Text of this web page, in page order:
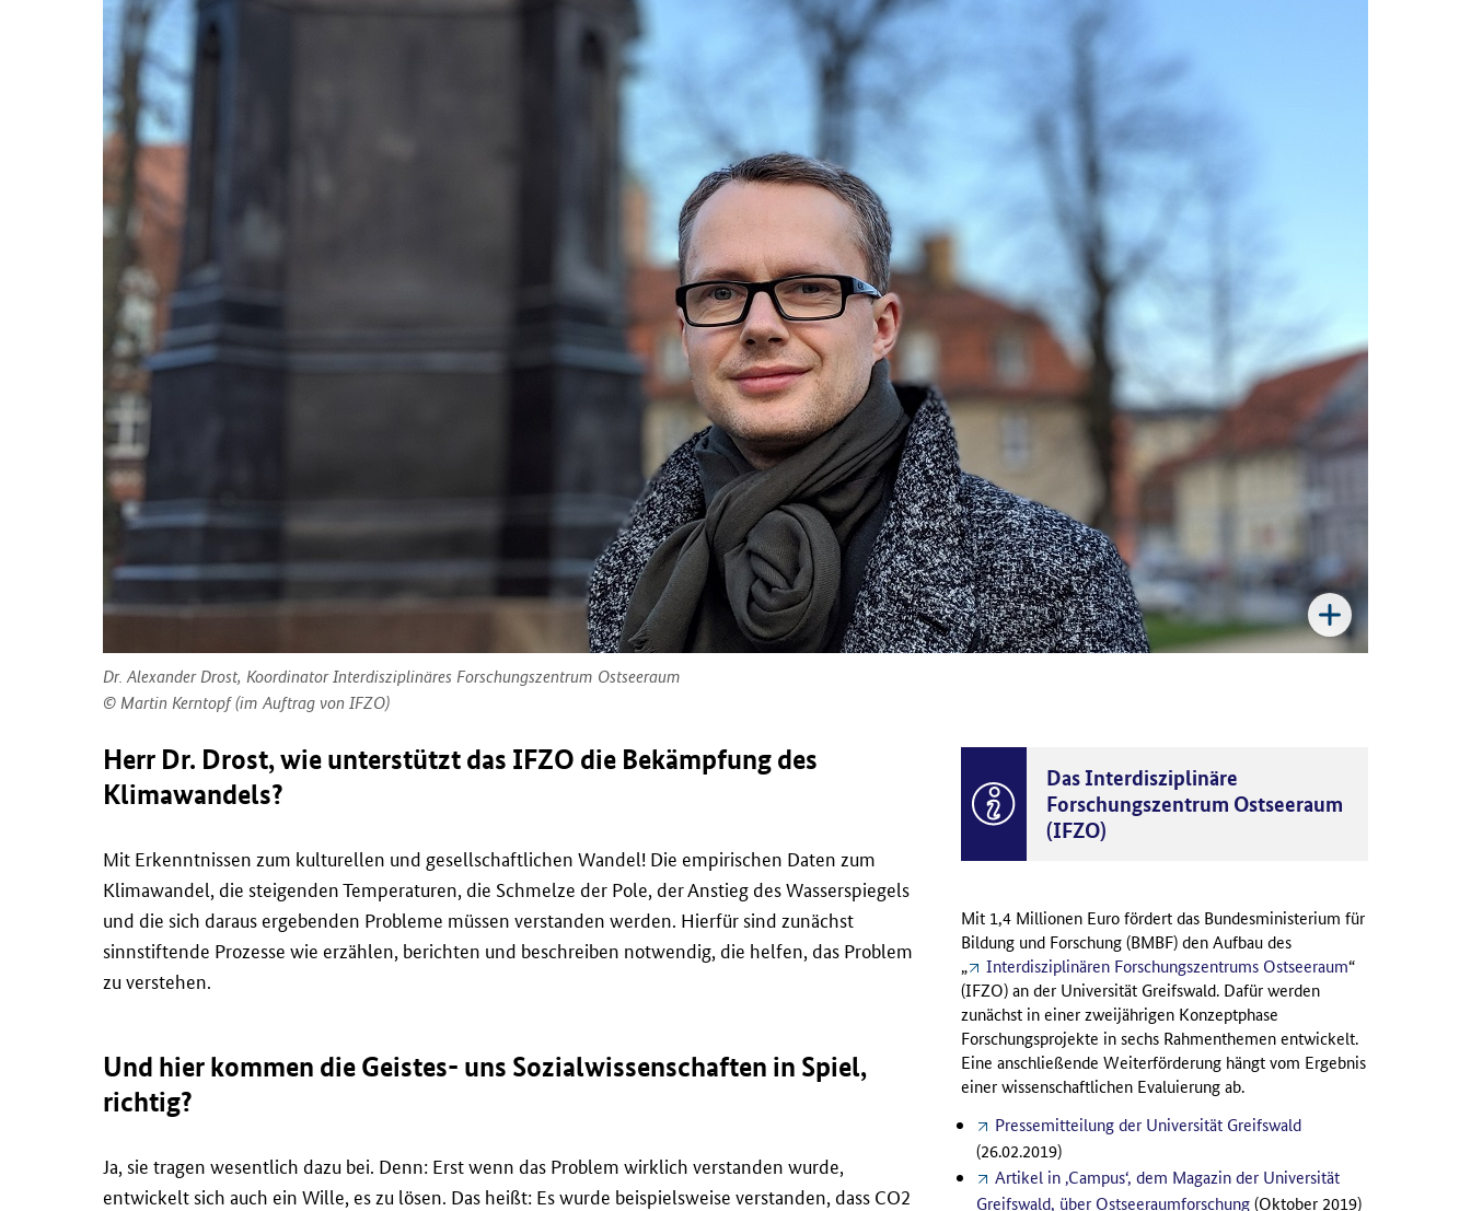
Dr. Alexander Drost, Koordinator Interdisziplinäres Forschungszentrum Ostseeraum
Martin Kerntopf (im Auftrag von IFZO)
Herr Dr. Drost, wie unterstützt das IFZO die Bekämpfung des
Klimawandels?
Mit Erkenntnissen zum kulturellen und gesellschaftlichen Wandel! Die empirischen Daten zum
Klimawandel, die steigenden Temperaturen, die Schmelze der Pole, der Anstieg des Wasserspiegels
und die sich daraus ergebenden Probleme müssen verstanden werden. Hierfür sind zunächst
sinnstiftende Prozesse wie erzählen, berichten und beschreiben notwendig, die helfen, das Problem
zu verstehen.
Und hier kommen die Geistes- uns Sozialwissenschaften in Spiel,
richtig?
Ja, sie tragen wesentlich dazu bei. Denn: Erst wenn das Problem wirklich verstanden wurde,
entwickelt sich auch ein Wille, es zu lösen. Das heißt: Es wurde beispielsweise verstanden, dass CO2
Das Interdisziplinäre
Forschungszentrum Ostseeraum
(IFZO)
Mit 1,4 Millionen Euro fördert das Bundesministerium für
Bildung und Forschung (BMBF) den Aufbau des
„
Interdisziplinären Forschungszentrums Ostseeraum“
(IFZO) an der Universität Greifswald. Dafür werden
zunächst in einer zweijährigen Konzeptphase
Forschungsprojekte in sechs Rahmenthemen entwickelt.
Eine anschließende Weiterförderung hängt vom Ergebnis
einer wissenschaftlichen Evaluierung ab.
Pressemitteilung der Universität Greifswald
(26.02.2019)
Artikel in ‚Campus‘, dem Magazin der Universität
Greifswald, über Ostseeraumforschung(Oktober 2019)